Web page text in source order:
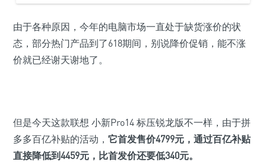
由于各种原因，今年的电脑市场一直处于缺货涨价的状
态，部分热门产品到了618期间，别说降价促销，能不涨
价就已经谢天谢地了。
但是今天这款联想 小新Pro14 标压锐龙版不一样，由于拼
多多百亿补贴的活动， 它首发售价4799元 ，通过百亿补贴
直接降低到4459元 ，比首发价还要低340元。